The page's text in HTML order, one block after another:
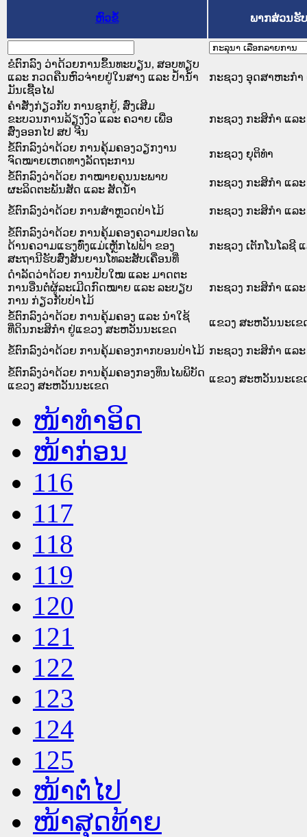
ຫົວຂໍ້ ພາກສ່ວນຮັ
ຂໍຕົກລົງ ວ່າດ້ວຍການຂຶ້ນທະບຽນ, ສອບທຽບ
ແລະ ກວດຄືນຫົວຈ່າຍຢູ່ໃນສາງ ແລະ ປ້ຳນ້ຳ
ມັນເຊື້ອໄຟ
ກະຊວງ ອຸດສາຫະກຳ
ຄຳສັ່ງກ່ຽວກັບ ການຊຸກຍູ້, ສົ່ງເສີມ
ຂະບວນການລ້ຽງງົວ ແລະ ຄວາຍ ເພື່ອ
ສົ່ງອອກໄປ ສປ ຈີນ
ກະຊວງ ກະສິກຳ ແລ
ຂໍ້ຕົກລົງວ່າດ້ວຍ ການຄຸ້ມຄອງວຽກງານ
ຈົດໝາຍເຫດທາງລັດຖະການ
ກະຊວງ ຍຸຕິທໍາ
ຂໍ້ຕົກລົງວ່າດ້ວຍ ກາໝາຍຄຸນນະພາບ
ຜະລິດຕະພັນສັດ ແລະ ສັດນ້ຳ
ກະຊວງ ກະສິກຳ ແລ
ຂໍ້ຕົກລົງວ່າດ້ວຍ ການສຳຫຼວດປ່າໄມ້
ກະຊວງ ກະສິກຳ ແລ
ຂໍ້ຕົກລົງວ່າດ້ວຍ ການຄຸ້ມຄອງຄວາມປອດໄພ
ດ້ານຄວາມແຮງທົ່ງແມ່ເຫຼັກໄຟຟ້າ ຂອງ
ສະຖານີຮັບສົ່ງສັນຍານໂທລະສັບເຄື່ອນທີ່
ກະຊວງ ເຕັກໂນໂລຊີ
ດຳລັດວ່າດ້ວຍ ການປັບໃໝ ແລະ ມາດຕະ
ການອື່ນຕໍ່ຜູ້ລະເມີດກົດໝາຍ ແລະ ລະບຽບ
ການ ກ່ຽວກັບປ່າໄມ້
ກະຊວງ ກະສິກຳ ແລ
ຂໍ້ຕົກລົງວ່າດ້ວຍ ການຄຸ້ມຄອງ ແລະ ນຳໃຊ້
ທີ່ດິນກະສິກຳ ຢູ່ແຂວງ ສະຫວັນນະເຂດ
ແຂວງ ສະຫວັນນະເຂ
ຂໍ້ຕົກລົງວ່າດ້ວຍ ການຄຸ້ມຄອງກາກບອນປ່າໄມ້ ກະຊວງ ກະສິກຳ ແລ
ຂໍ້ຕົກລົງວ່າດ້ວຍ ການຄຸ້ມຄອງກອງທຶນໄພພິບັດ
ແຂວງ ສະຫວັນນະເຂດ
ແຂວງ ສະຫວັນນະເຂ
ໜ້າທໍາອິດ
ໜ້າກ່ອນ
116
117
118
119
120
121
122
123
124
125
ໜ້າຕໍ່ໄປ
ໜ້າສຸດທ້າຍ